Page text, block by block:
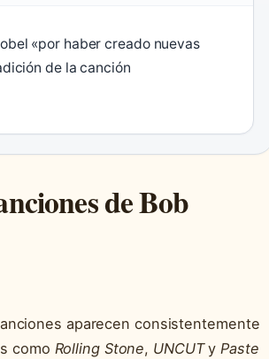
«por haber creado nuevas
de la canción
de Bob
aparecen consistentemente
como Rolling Stone, UNCUTyPaste